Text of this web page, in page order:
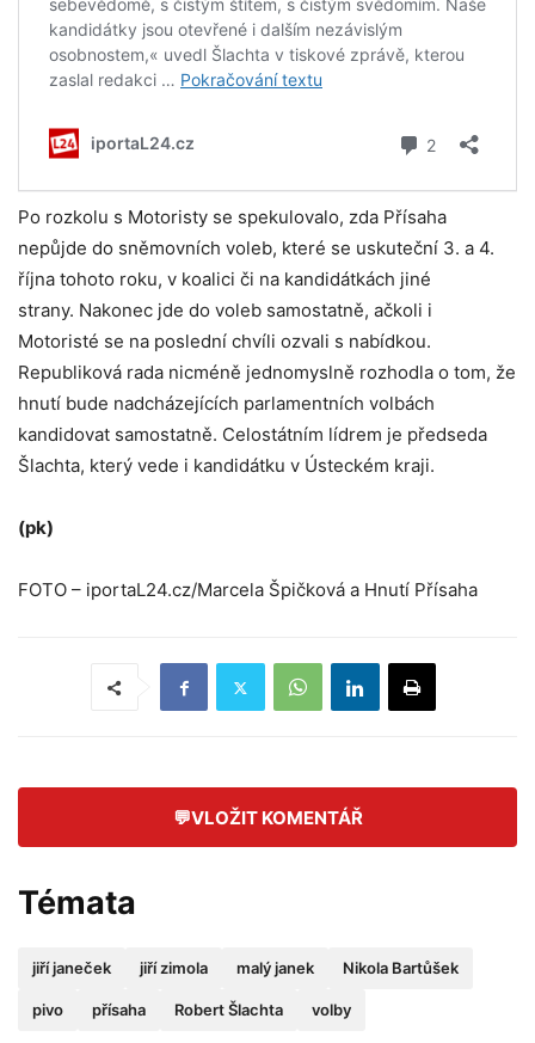
Po rozkolu s Motoristy se spekulovalo, zda Přísaha
nepůjde do sněmovních voleb, které se uskuteční 3. a 4.
října tohoto roku, v koalici či na kandidátkách jiné
strany. Nakonec jde do voleb samostatně, ačkoli i
Motoristé se na poslední chvíli ozvali s nabídkou.
Republiková rada nicméně jednomyslně rozhodla o tom, že
hnutí bude nadcházejících parlamentních volbách
kandidovat samostatně. Celostátním lídrem je předseda
Šlachta, který vede i kandidátku v Ústeckém kraji.
(pk)
FOTO – iportaL24.cz/Marcela Špičková a Hnutí Přísaha
💬VLOŽIT KOMENTÁŘ
Témata
jiří janeček jiří zimola malý janek Nikola Bartůšek
pivo přísaha Robert Šlachta volby